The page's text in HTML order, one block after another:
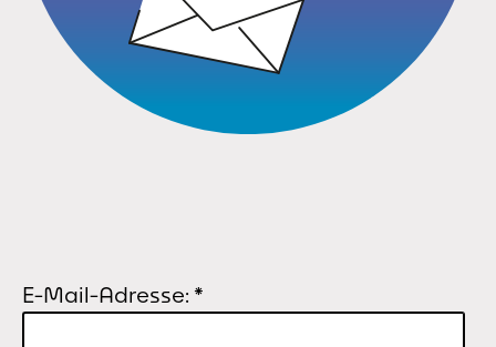
E-Mail-Adresse: *